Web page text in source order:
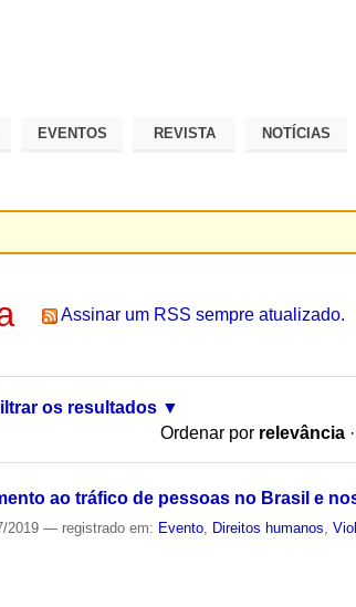
EVENTOS REVISTA NOTÍCIAS
Assinar um RSS sempre atualizado.
os resultados
Ordenar por relevância ·
ao tráfico de pessoas no Brasil e
2019— registrado em: Evento Direitos humanos ,